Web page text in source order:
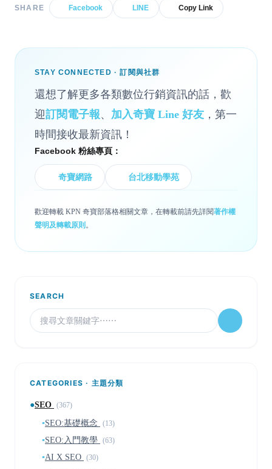
SHARE Facebook LINE Copy Link
STAY CONNECTED · 訂閱與社群
還想了解更多各類數位行銷資訊的話，歡
迎訂閱電子報、 加入奇寶 Line 好友 ，第一
時間接收最新資訊！
Facebook 粉絲專頁：
奇寶網路 台北移動學苑
歡迎轉載 KPN 奇寶部落格相關文章，在轉載前請先詳閱著作權
聲明及轉載原則 。
SEARCH
CATEGORIES · 主題分類
●SEO (367)
▪SEO:基礎概念 (13)
▪SEO:入門教學 (63)
▪AI X SEO (30)